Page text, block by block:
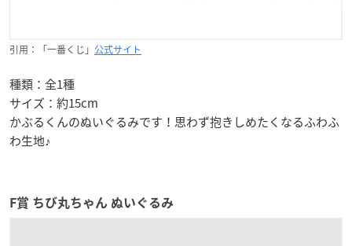
引用：「一番くじ」 公式サイト
種類：全1種
サイズ：約15cm
かぶるくんのぬいぐるみです！思わず抱きしめたくなるふわふ
わ生地♪
F賞 ちび丸ちゃん ぬいぐるみ